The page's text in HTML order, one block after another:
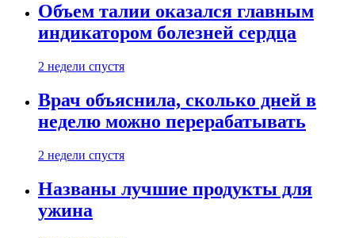
Объем талии оказался главным
индикатором болезней сердца
2 недели спустя
Врач объяснила, сколько дней в
неделю можно перерабатывать
2 недели спустя
Названы лучшие продукты для
ужина